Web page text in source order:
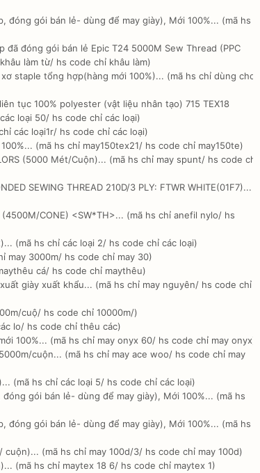
đóng gói bán lẻ- dùng để may giày), Mới 100%... (mã hs
đã đóng gói bán lẻ Epic T24 5000M Sew Thread (PPC
làm từ/ hs code chỉ khâu làm)
staple tổng hợp(hàng mới 100%)... (mã hs chỉ dùng cho
tục 100% polyester (vật liệu nhân tạo) 715 TEX18
loại 50/ hs code chỉ các loại)
các loại1r/ hs code chỉ các loại)
(mã hs chỉ may150tex21/ hs code chỉ may150te)
(5000 Mét/Cuộn)... (mã hs chỉ may spunt/ hs code chỉ
SEWING THREAD 210D/3 PLY: FTWR WHITE(01F7)...
(4500M/CONE) <SW*TH>... (mã hs chỉ anefil nylo/ hs
(mã hs chỉ các loại 2/ hs code chỉ các loại)
may 3000m/ hs code chỉ may 30)
cá/ hs code chỉ maythêu)
giày xuất khẩu... (mã hs chỉ may nguyên/ hs code chỉ
cuộ/ hs code chỉ 10000m/)
lo/ hs code chỉ thêu các)
100%... (mã hs chỉ may onyx 60/ hs code chỉ may onyx)
cuộn... (mã hs chỉ may ace woo/ hs code chỉ may
(mã hs chỉ các loại 5/ hs code chỉ các loại)
gói bán lẻ- dùng để may giày), Mới 100%... (mã hs
đóng gói bán lẻ- dùng để may giày), Mới 100%... (mã hs
(mã hs chỉ may 100d/3/ hs code chỉ may 100d)
(mã hs chỉ maytex 18 6/ hs code chỉ maytex 1)